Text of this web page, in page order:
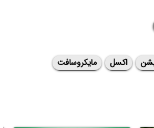
اکسل مایکروسافت